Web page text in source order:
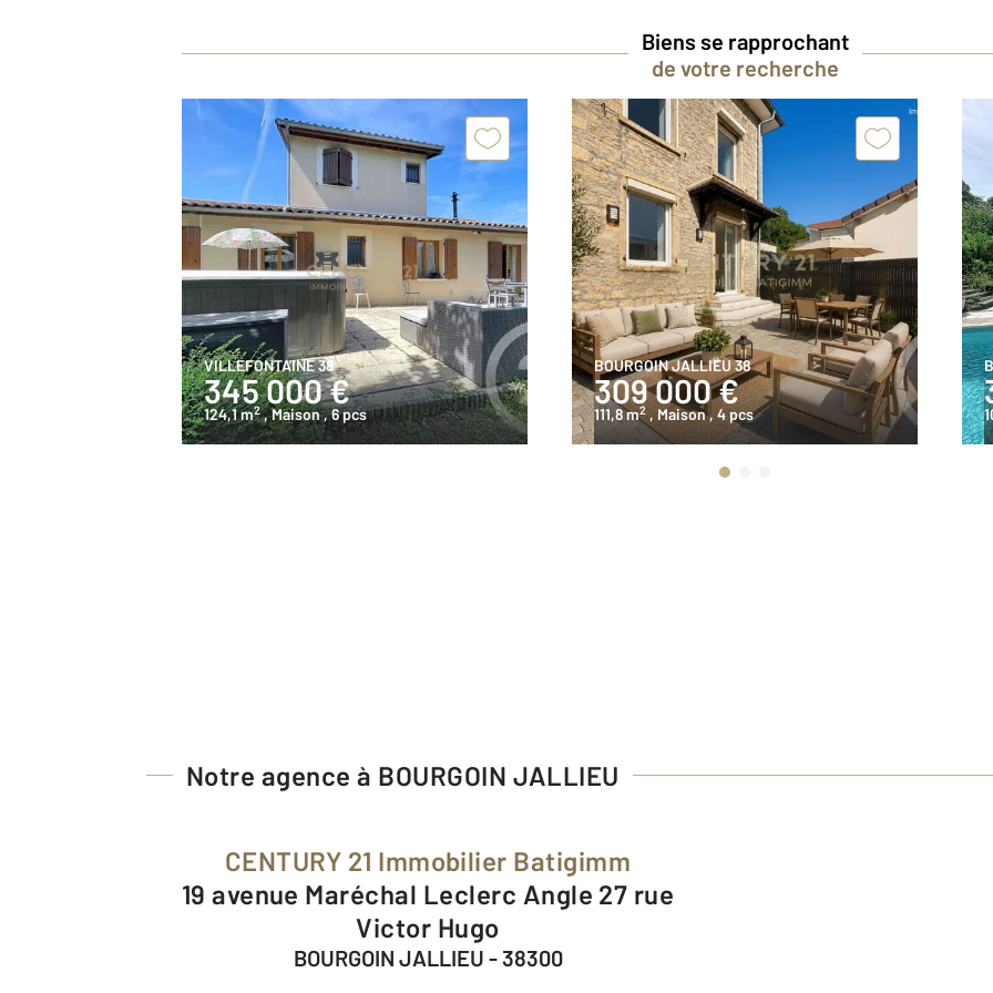
Biens se rapprochant
de votre recherche
VILLEFONTAINE 38
345 000 €
124,1 m2 , Maison, 6 pcs
BOURGOIN JALLIEU 38
309 000 €
111,8 m2 , Maison, 4 pcs
Notre agence à BOURGOIN JALLIEU
CENTURY 21 Immobilier Batigimm
19 avenue Maréchal Leclerc Angle 27 rue
Victor Hugo
BOURGOIN JALLIEU - 38300